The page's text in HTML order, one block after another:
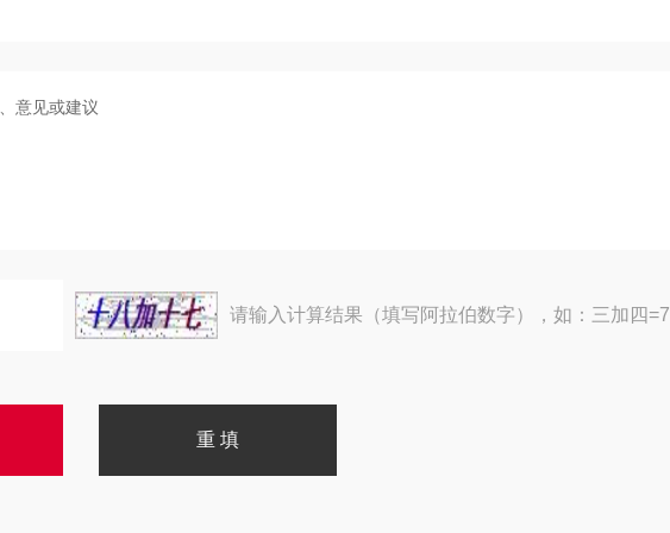
请输入计算结果（填写阿拉伯数字），如：三加四=7